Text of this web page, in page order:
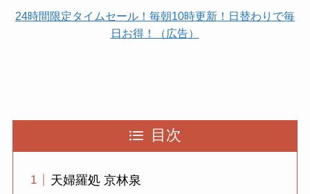
24時間限定タイムセール！毎朝10時更新！日替わりで毎
日お得！（広告）
目次
天婦羅処 京林泉